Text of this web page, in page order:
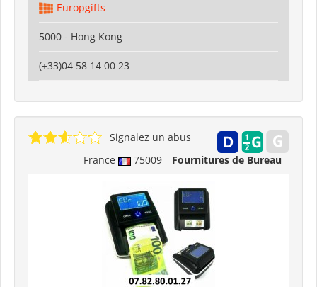
Europgifts
5000 - Hong Kong
(+33)04 58 14 00 23
France 75009 Fournitures de Bureau
Signalez un abus